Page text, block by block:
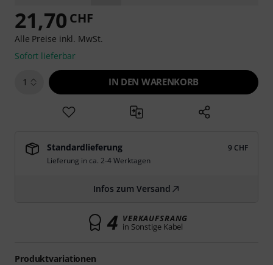
Produktvariationen
21,70 CHF
Alle Preise inkl. MwSt.
Sofort lieferbar
1 IN DEN WARENKORB
Standardlieferung
9 CHF
Lieferung in ca. 2-4 Werktagen
Infos zum Versand
4 VERKAUFSRANG
in Sonstige Kabel